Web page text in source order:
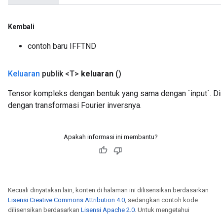
Kembali
contoh baru IFFTND
Keluaran publik <T> keluaran ()
Tensor kompleks dengan bentuk yang sama dengan `input`.
dengan transformasi Fourier inversnya.
Apakah informasi ini membantu?
Kecuali dinyatakan lain, konten di halaman ini dilisensikan berdasarkan
Lisensi Creative Commons Attribution 4.0, sedangkan contoh kode
dilisensikan berdasarkan Lisensi Apache 2.0. Untuk mengetahui